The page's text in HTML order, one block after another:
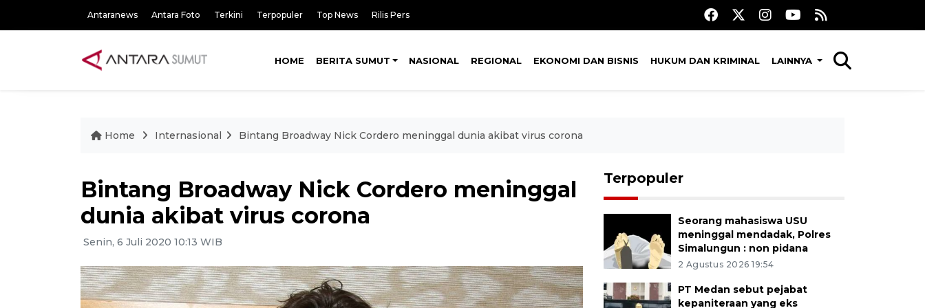
Antaranews Antara Foto Terkini Terpopuler Top News Rilis Pers
HOME BERITA SUMUT NASIONAL REGIONAL EKONOMI DAN BISNIS HUKUM DAN KRIMINAL LAINNYA
Home Internasional Bintang Broadway Nick Cordero meninggal dunia akibat virus corona
Bintang Broadway Nick Cordero meninggal
dunia akibat virus corona
Senin, 6 Juli 2020 10:13 WIB
Terpopuler
Seorang mahasiswa USU
meninggal mendadak, Polres
Simalungun : non pidana
2 Agustus 2026 19:54
PT Medan sebut pejabat
kepaniteraan yang eks